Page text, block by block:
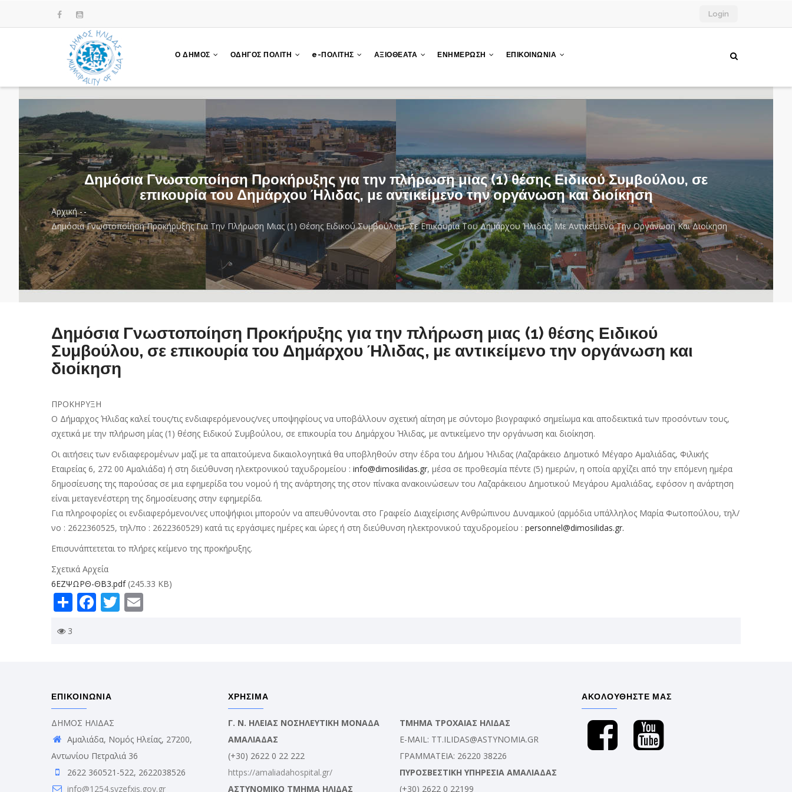
Login
Ο ΔΗΜΟΣ ΟΔΗΓΟΣ ΠΟΛΙΤΗ e-ΠΟΛΙΤΗΣ ΑΞΙΟΘΕΑΤΑ ΕΝΗΜΕΡΩΣΗ ΕΠΙΚΟΙΝΩΝΙΑ
Δημόσια Γνωστοποίηση Προκήρυξης για την πλήρωση μιας (1) θέσης Ειδικού Συμβούλου, σε
επικουρία του Δημάρχου Ήλιδας, με αντικείμενο την οργάνωση και διοίκηση
Breadcrumb
Αρχική --
Δημόσια Γνωστοποίηση Προκήρυξης Για Την Πλήρωση Μιας (1) Θέσης Ειδικού Συμβούλου, Σε Επικουρία Του Δημάρχου Ήλιδας, Με Αντικείμενο Την Οργάνωση Και Διοίκηση
Δημόσια Γνωστοποίηση Προκήρυξης για την πλήρωση μιας (1) θέσης Ειδικού
Συμβούλου, σε επικουρία του Δημάρχου Ήλιδας, με αντικείμενο την οργάνωση και
διοίκηση
ΠΡΟΚΗΡΥΞΗ
Ο Δήμαρχος Ήλιδας καλεί τους/τις ενδιαφερόμενους/νες υποψηφίους να υποβάλλουν σχετική αίτηση με σύντομο βιογραφικό σημείωμα και αποδεικτικά των προσόντων τους,
σχετικά με την πλήρωση μίας (1) θέσης Ειδικού Συμβούλου, σε επικουρία του Δημάρχου Ήλιδας, με αντικείμενο την οργάνωση και διοίκηση.
Οι αιτήσεις των ενδιαφερομένων μαζί με τα απαιτούμενα δικαιολογητικά θα υποβληθούν στην έδρα του Δήμου Ήλιδας (Λαζαράκειο Δημοτικό Μέγαρο Αμαλιάδας, Φιλικής
Εταιρείας 6, 272 00 Αμαλιάδα) ή στη διεύθυνση ηλεκτρονικού ταχυδρομείου : info@dimosilidas.gr, μέσα σε προθεσμία πέντε (5) ημερών, η οποία αρχίζει από την επόμενη ημέρα
δημοσίευσης της παρούσας σε μια εφημερίδα του νομού ή της ανάρτησης της στον πίνακα ανακοινώσεων του Λαζαράκειου Δημοτικού Μεγάρου Αμαλιάδας, εφόσον η ανάρτηση
είναι μεταγενέστερη της δημοσίευσης στην εφημερίδα.
Για πληροφορίες οι ενδιαφερόμενοι/νες υποψήφιοι μπορούν να απευθύνονται στο Γραφείο Διαχείρισης Ανθρώπινου Δυναμικού (αρμόδια υπάλληλος Μαρία Φωτοπούλου, τηλ/
νο : 2622360525, τηλ/πο : 2622360529) κατά τις εργάσιμες ημέρες και ώρες ή στη διεύθυνση ηλεκτρονικού ταχυδρομείου : personnel@dimosilidas.gr.
Επισυνάπτετεται το πλήρες κείμενο της προκήρυξης.
Σχετικά Αρχεία
6ΕΖΨΩΡΘ-ΘΒ3.pdf (245.33 KB)
ShareFacebook
Twitter
3
ΕΠΙΚΟΙΝΩΝΙΑ
ΔΗΜΟΣ ΗΛΙΔΑΣ
Αμαλιάδα, Νομός Ηλείας, 27200,
Αντωνίου Πετραλιά 36
2622 360521-522, 2622038526
info@1254.syzefxis.gov.gr
ΧΡΗΣΙΜΑ
Γ. Ν. ΗΛΕΙΑΣ ΝΟΣΗΛΕΥΤΙΚΗ ΜΟΝΑΔΑ
ΑΜΑΛΙΑΔΑΣ
(+30) 2622 0 22 222
https://amaliadahospital.gr/
ΑΣΤΥΝΟΜΙΚΟ ΤΜΗΜΑ ΗΛΙΔΑΣ
ΤΜΗΜΑ ΤΡΟΧΑΙΑΣ ΗΛΙΔΑΣ
E-MAIL: TT.ILIDAS@ASTYNOMIA.GR
ΓΡΑΜΜΑΤΕΙΑ: 26220 38226
ΠΥΡΟΣΒΕΣΤΙΚΗ ΥΠΗΡΕΣΙΑ ΑΜΑΛΙΑΔΑΣ
(+30) 2622 0 22199
ΑΚΟΛΟΥΘΗΣΤΕ ΜΑΣ